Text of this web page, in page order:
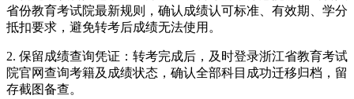
省份教育考试院最新规则，确认成绩认可标准、有效期、学分
抵扣要求，避免转考后成绩无法使用。
2. 保留成绩查询凭证：转考完成后，及时登录浙江省教育考试
院官网查询考籍及成绩状态，确认全部科目成功迁移归档，留
存截图备查。